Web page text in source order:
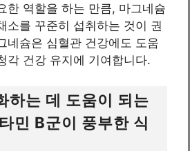
한 역할을 하는 만큼, 마그네슘
소를 꾸준히 섭취하는 것이 권
네슘은 심혈관 건강에도 도움
각 건강 유지에 기여합니다.
하는 데 도움이 되는
민 B군이 풍부한 식